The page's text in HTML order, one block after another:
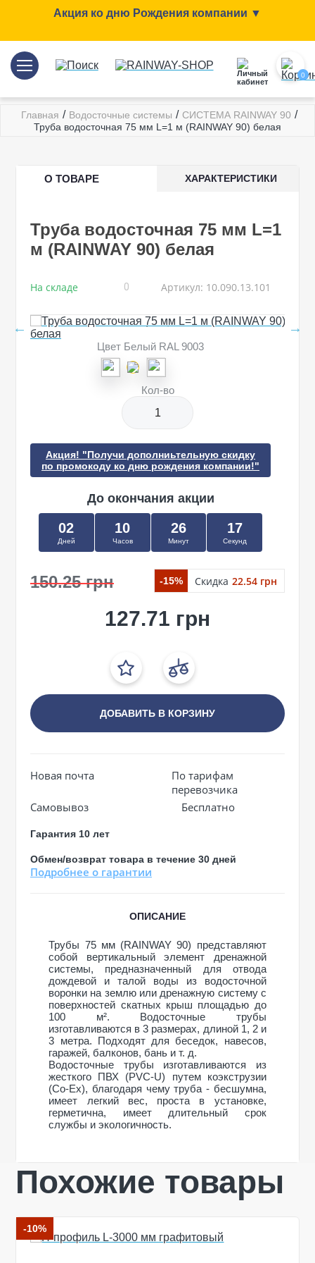
Акция ко дню Рождения компании ▼
0
Главная / Водосточные системы / СИСТЕМА RAINWAY 90 /
Труба водосточная 75 мм L=1 м (RAINWAY 90) белая
О ТОВАРЕ ХАРАКТЕРИСТИКИ
Труба водосточная 75 мм L=1
м (RAINWAY 90) белая
На складе 0 Артикул: 10.090.13.101
Цвет Белый RAL 9003
Кол-во
Акция! "Получи дополниьтельную скидку
по промокоду ко дню рождения компании!"
До окончания акции
02
Дней
10
Часов
26
Минут
17
Секунд
150.25 грн -15% Скидка 22.54 грн
127.71 грн
ДОБАВИТЬ В КОРЗИНУ
Новая почта
По тарифам
перевозчика
Самовывоз
Бесплатно
Гарантия 10 лет
Обмен/возврат товара в течение 30 дней
Подробнее о гарантии
ОПИСАНИЕ
Трубы 75 мм (RAINWAY 90) представляют
собой вертикальный элемент дренажной
системы, предназначенный для отвода
дождевой и талой воды из водосточной
воронки на землю или дренажную систему с
поверхностей скатных крыш площадью до
100 м². Водосточные трубы
изготавливаются в 3 размерах, длиной 1, 2 и
3 метра. Подходят для беседок, навесов,
гаражей, балконов, бань и т. д.
Водосточные трубы изготавливаются из
жесткого ПВХ (PVC-U) путем коэкструзии
(Co-Ex), благодаря чему труба - бесшумна,
имеет легкий вес, проста в установке,
герметична, имеет длительный срок
службы и экологичность.
Общие характеристики
Технология
производства
Ex)
Ваше имя
Похожие товары
-10%